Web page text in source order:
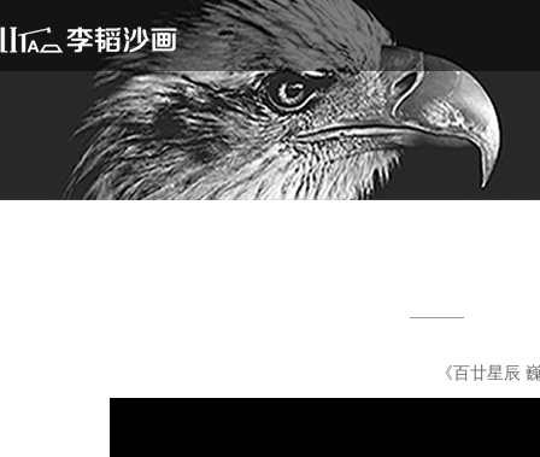
《百廿星辰